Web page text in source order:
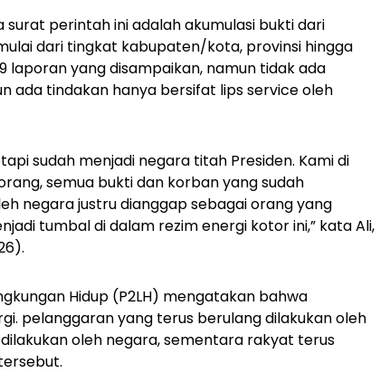
surat perintah ini adalah akumulasi bukti dari
dari tingkat kabupaten/kota, provinsi hingga
laporan yang disampaikan, namun tidak ada
ada tindakan hanya bersifat lips serviceoleh
sudah menjadi negara titah Presiden. Kami di
semua bukti dan korban yang sudah
negara justru dianggap sebagai orang yang
tumbal di dalam rezim energi kotor ini,” kata Ali,
Hidup (P2LH) mengatakan bahwa
pelanggaran yang terus berulang dilakukan oleh
oleh negara, sementara rakyat terus